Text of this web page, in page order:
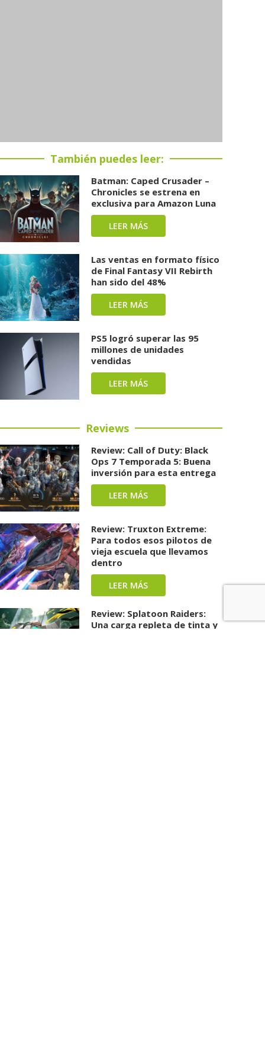
También puedes leer:
Batman: Caped Crusader –
Chronicles se estrena en
exclusiva para Amazon Luna
LEER MÁS
Las ventas en formato físico
de Final Fantasy VII Rebirth
han sido del 48%
LEER MÁS
PS5 logró superar las 95
millones de unidades
vendidas
LEER MÁS
Reviews
Review: Call of Duty: Black
Ops 7 Temporada 5: Buena
inversión para esta entrega
LEER MÁS
Review: Truxton Extreme:
Para todos esos pilotos de
vieja escuela que llevamos
dentro
LEER MÁS
Review: Splatoon Raiders:
Una carga repleta de tinta y